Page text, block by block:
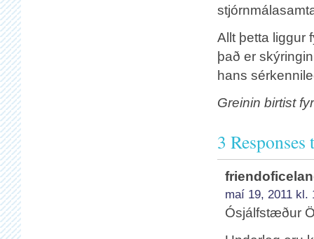
Allt þetta liggur
það er
hans
Greinin birtist
3
maí 19, 2011 kl.
Ósjálfstæður